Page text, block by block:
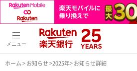
メニュー
ホーム>お知らせ>2025年> お知らせ詳細